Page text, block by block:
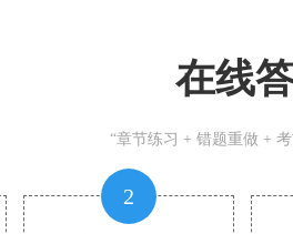
在线
“章节练习 + 错题重做 +
2